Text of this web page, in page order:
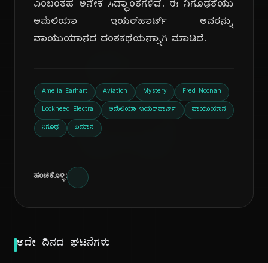
ದಿ
ಎಂಬಂತಹ ಅನೇಕ ಸಿದ್ಧಾಂತಗಳಿವೆ. ಈ ನಿಗೂಢತೆಯು
ಅಮೆಲಿಯಾ ಇಯರ್‌ಹಾರ್ಟ್ ಅವರನ್ನು
ವಾಯುಯಾನದ ದಂತಕಥೆಯನ್ನಾಗಿ ಮಾಡಿದೆ.
Amelia Earhart Aviation Mystery Fred Noonan
Lockheed Electra ಅಮೆಲಿಯಾ ಇಯರ್‌ಹಾರ್ಟ್ ವಾಯುಯಾನ
ನಿಗೂಢ ವಿಮಾನ
ಹಂಚಿಕೊಳ್ಳಿ:
ಅದೇ ದಿನದ ಘಟನೆಗಳು